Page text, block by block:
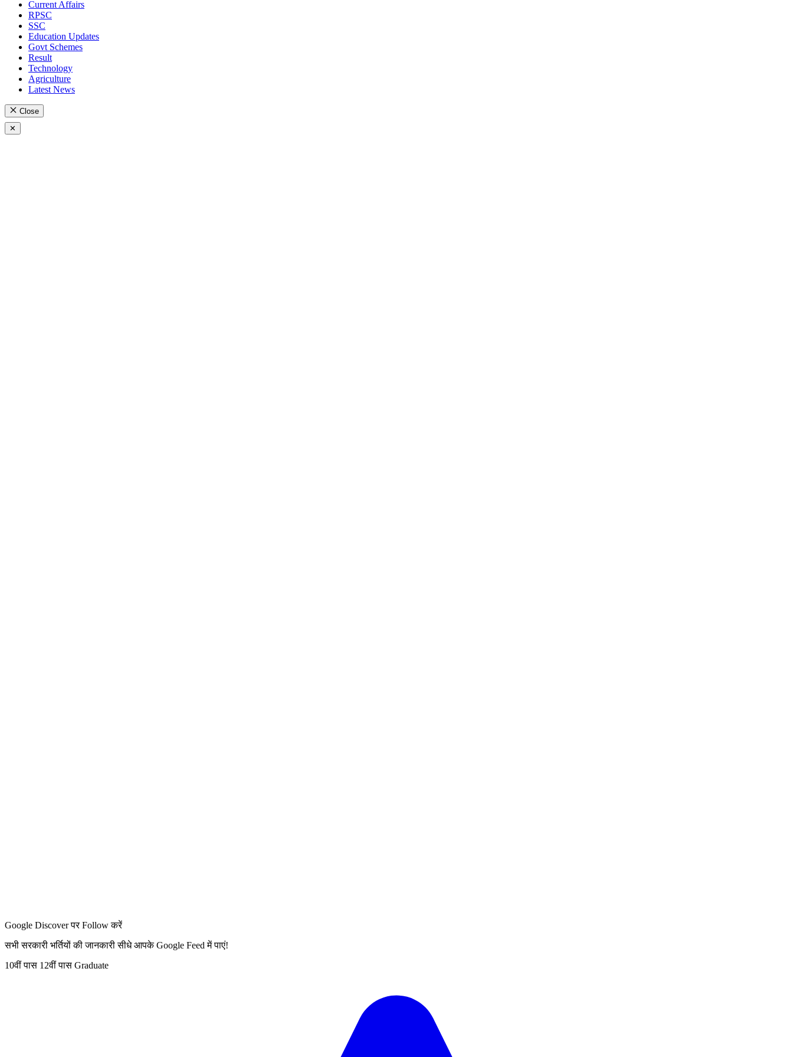
Current Affairs
RPSC
SSC
Education Updates
Govt Schemes
Result
Technology
Agriculture
Latest News
Close
✕
Google Discover पर Follow करें
सभी सरकारी भर्तियों की जानकारी सीधे आपके Google Feed में पाएं!
10वीं पास 12वीं पास Graduate